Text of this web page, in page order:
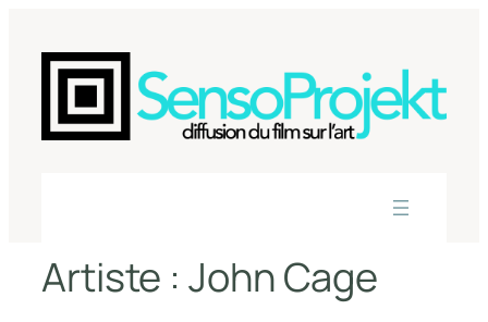
contenu
Artiste : John Cage